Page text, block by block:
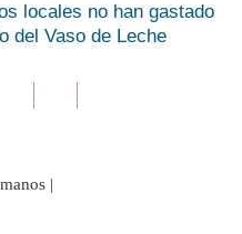
locales no han gastado
del Vaso de Leche
|